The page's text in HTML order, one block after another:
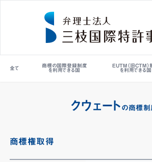
全て
商標の国際登録制度
を利用できる国
EUTM（旧CTM）
を利用できる国
クウェート の商標制
商標権取得